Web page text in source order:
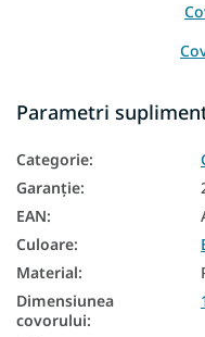
Parametri
Categorie:
Garanţie:
EAN:
Culoare:
Material:
Dimensiunea
covorului: